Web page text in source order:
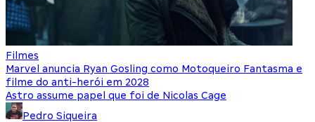
Filmes
Marvel anuncia Ryan Gosling como Motoqueiro Fantasma e
filme do anti-herói em 2028
Astro assume papel que foi de Nicolas Cage
Pedro Siqueira